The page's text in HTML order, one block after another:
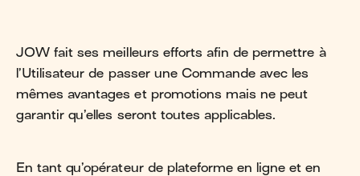
JOW fait ses meilleurs efforts afin de permettre à
l’Utilisateur de passer une Commande avec les
mêmes avantages et promotions mais ne peut
garantir qu’elles seront toutes applicables.
En tant qu’opérateur de plateforme en ligne et en